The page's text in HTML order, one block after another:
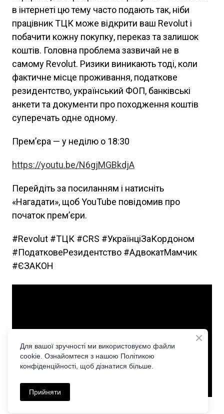
в інтернеті цю тему часто подають так, ніби
працівник ТЦК може відкрити ваш Revolut і
побачити кожну покупку, переказ та залишок
коштів. Головна проблема зазвичай не в
самому Revolut. Ризики виникають тоді, коли
фактичне місце проживання, податкове
резидентство, український ФОП, банківські
анкети та документи про походження коштів
суперечать одне одному.
Прем’єра — у неділю о 18:30
https://youtu.be/N6gjMGBkdjA
Перейдіть за посиланням і натисніть
«Нагадати», щоб YouTube повідомив про
початок прем’єри.
#Revolut #ТЦК #CRS #УкраїнціЗаКордоном
#ПодатковеРезидентство #АдвокатМамчик
#ЄЗАКОН
Для вашої зручності ми використовуємо файли
cookie. Ознайомтеся з нашою Політикою
конфіденційності, щоб дізнатися більше.
Прийняти